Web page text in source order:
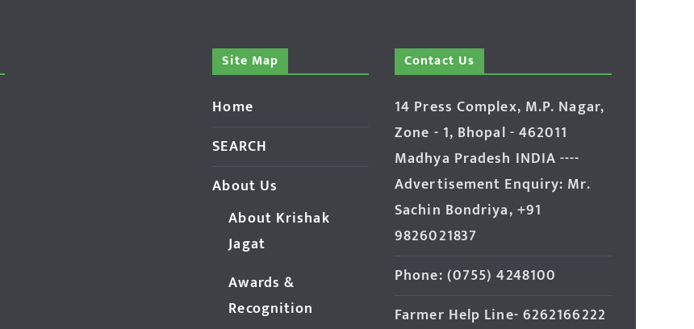
Site Map
Home
SEARCH
About Us
About Krishak
Jagat
Awards &
Recognition
Contact Us
14 Press Complex, M.P. Nagar,
Zone - 1, Bhopal - 462011
Madhya Pradesh INDIA ----
Advertisement Enquiry: Mr.
Sachin Bondriya, +91
9826021837
Phone: (0755) 4248100
Farmer Help Line- 6262166222